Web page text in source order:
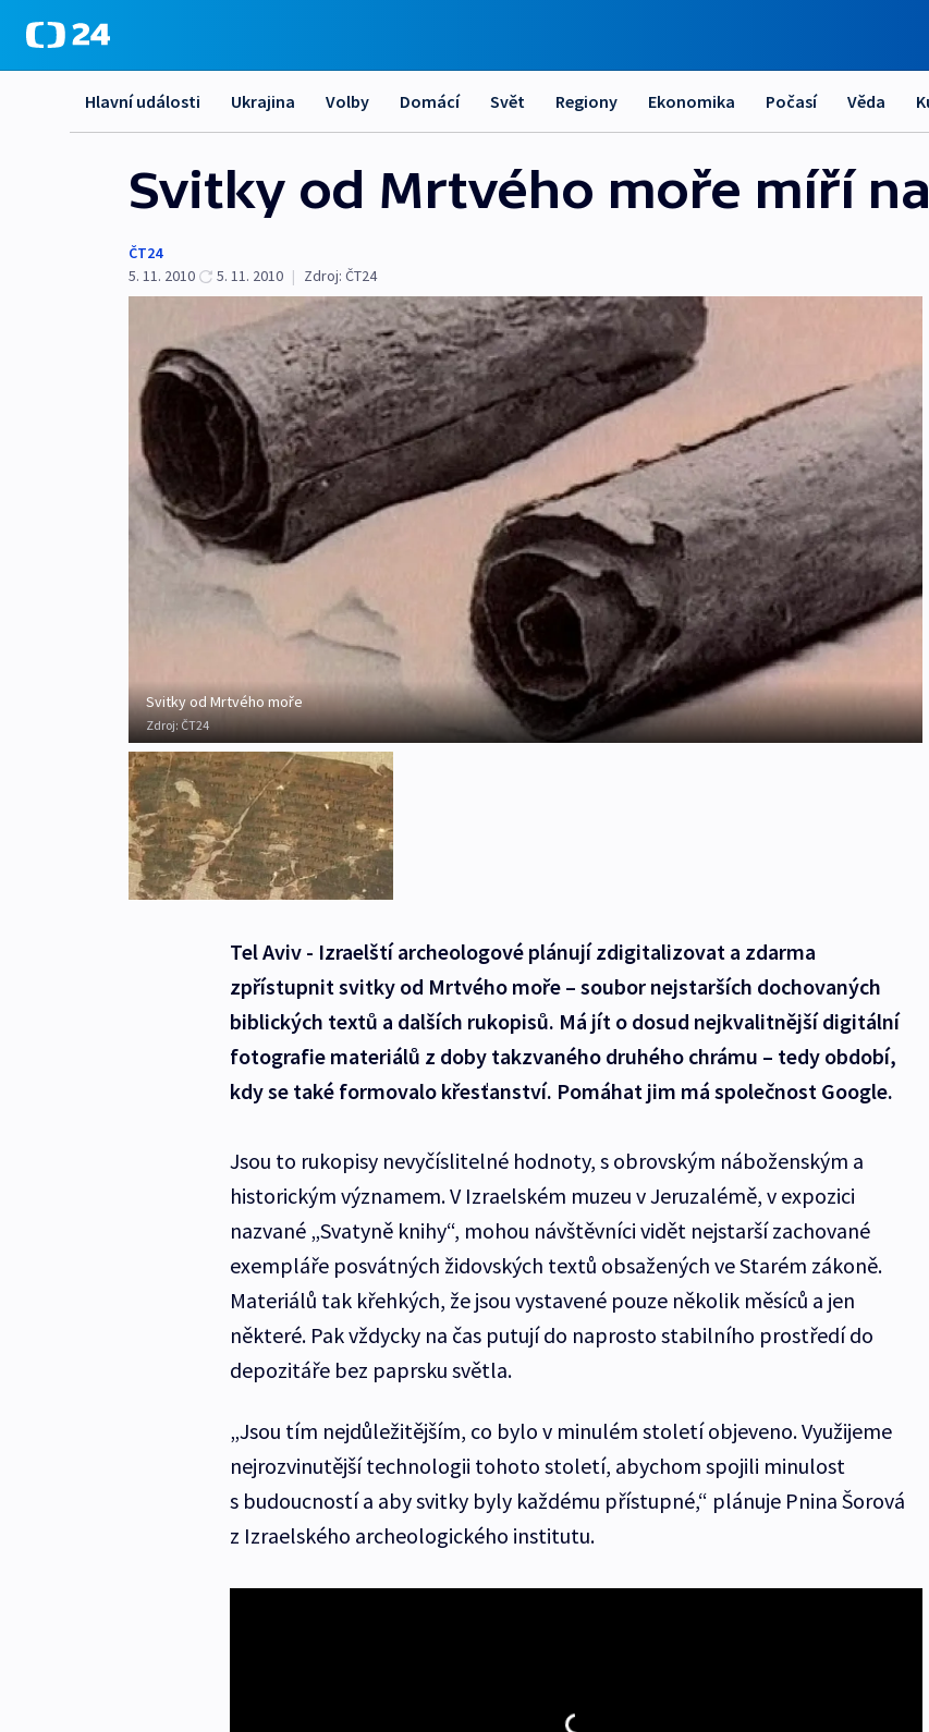
Hlavní události Ukrajina Volby Domácí Svět Regiony Ekonomika Počasí Věda
Svitky od Mrtvého moře míří
ČT24
5. 11. 2010
5. 11. 2010 | Zdroj: ČT24
Svitky od Mrtvého moře
Zdroj:ČT24
Tel Aviv - Izraelští archeologové plánují zdigitalizovat a zdarma
zpřístupnit svitky od Mrtvého moře – soubor nejstarších dochovaných
biblických textů a dalších rukopisů. Má jít o dosud nejkvalitnější digitální
fotografie materiálů z doby takzvaného druhého chrámu – tedy období,
kdy se také formovalo křesťanství. Pomáhat jim má společnost Google.
Jsou to rukopisy nevyčíslitelné hodnoty, s obrovským náboženským a
historickým významem. V Izraelském muzeu v Jeruzalémě, v expozici
nazvané „Svatyně knihy“, mohou návštěvníci vidět nejstarší zachované
exempláře posvátných židovských textů obsažených ve Starém zákoně.
Materiálů tak křehkých, že jsou vystavené pouze několik měsíců a jen
některé. Pak vždycky na čas putují do naprosto stabilního prostředí do
depozitáře bez paprsku světla.
„Jsou tím nejdůležitějším, co bylo v minulém století objeveno. Využijeme
nejrozvinutější technologii tohoto století, abychom spojili minulost
s budoucností a aby svitky byly každému přístupné,“ plánuje Pnina Šorová
z Izraelského archeologického institutu.